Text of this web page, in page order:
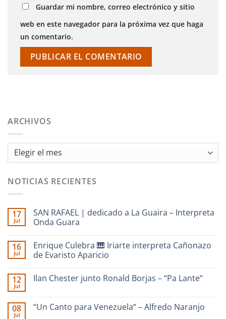
Guardar mi nombre, correo electrónico y sitio
web en este navegador para la próxima vez que haga
un comentario.
ARCHIVOS
Archivos
NOTICIAS RECIENTES
17
Jul
SAN RAFAEL | dedicado a La Guaira – Interpreta
Onda Guara
comentarios
en
SAN
dedicado
–
Interpreta
16
Jul
Enrique Culebra 🎹 Iriarte interpreta Cañonazo
de Evaristo Aparicio
comentarios
🎹
Iriarte
12
Jul
Ilan Chester junto Ronald Borjas – “Pa Lante“
en
08
Jul
“Un Canto para Venezuela“ – Alfredo Naranjo